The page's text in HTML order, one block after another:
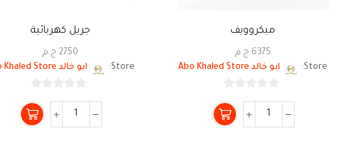
ميكروويف
6375 ج.م
Store:
ابو خالد Abo Khaled Store
من
5
جريل كهربائية
2750 ج.م
Store:
ابو خالد Abo Khaled Store
من
5